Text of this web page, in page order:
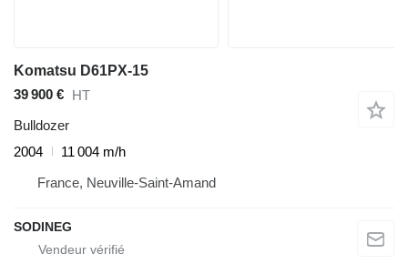
Komatsu D61PX-15
39 900 € HT
Bulldozer
2004
11 004 m/h
France, Neuville-Saint-Amand
SODINEG